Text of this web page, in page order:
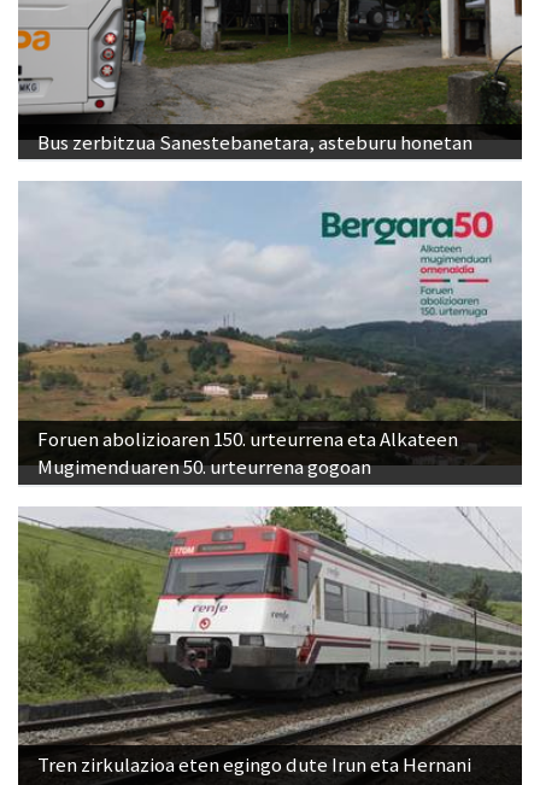
Bus zerbitzua Sanestebanetara, asteburu honetan
Foruen abolizioaren 150. urteurrena eta Alkateen
Mugimenduaren 50. urteurrena gogoan
Tren zirkulazioa eten egingo dute Irun eta Hernani